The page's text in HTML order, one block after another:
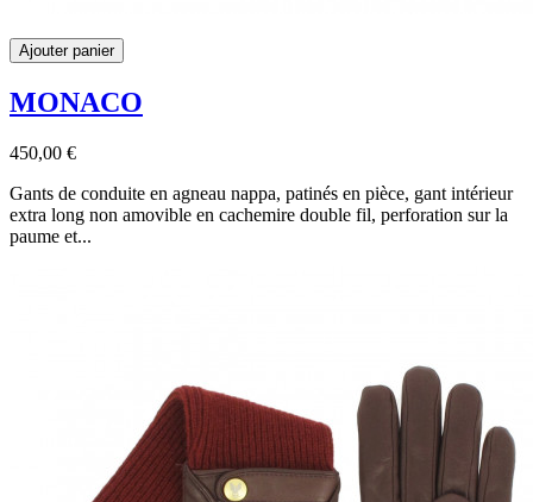
Ajouter panier
MONACO
450,00 €
Gants de conduite en agneau nappa, patinés en pièce, gant intérieur
extra long non amovible en cachemire double fil, perforation sur la
paume et...